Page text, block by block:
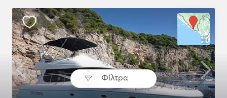
Φίλτρα